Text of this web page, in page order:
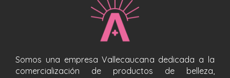
Somos una empresa Vallecaucana dedicada a la
comercialización de productos de belleza,